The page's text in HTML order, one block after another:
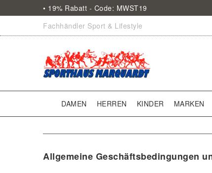
• 19% Rabatt - Code: MWST19
Fachhändler Sport & Lifestyle
DAMEN HERREN KINDER MARKEN
Allgemeine Geschäftsbedingungen